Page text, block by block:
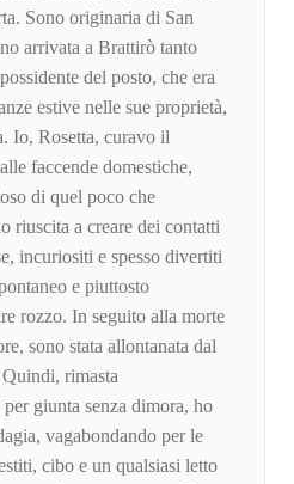
Sono originaria di San
arrivata a Brattirò tanto
del posto, che era
estive nelle sue proprietà,
Io, Rosetta, curavo il
faccende domestiche,
di quel poco che
riuscita a creare dei contatti
incuriositi e spesso divertiti
e piuttosto
rozzo. In seguito alla morte
sono stata allontanata dal
rimasta
giunta senza dimora, ho
vagabondando per le
cibo e un qualsiasi letto